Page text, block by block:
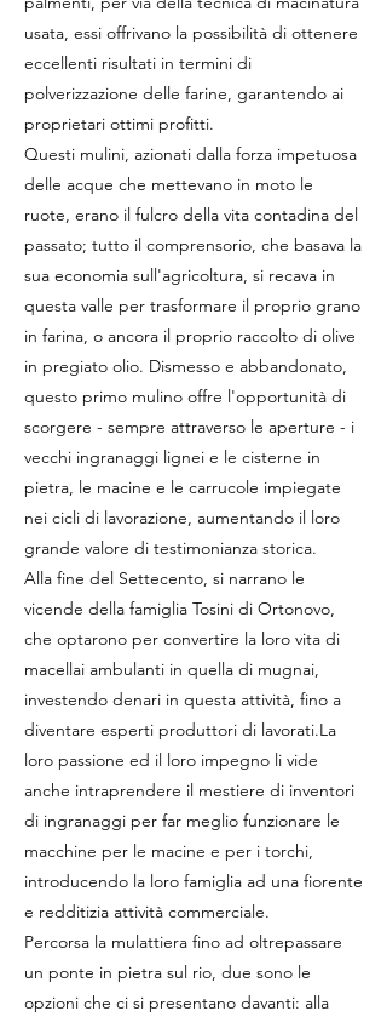
usata, essi offrivano la possibilità di ottenere
eccellenti risultati in termini di
polverizzazione delle farine, garantendo ai
proprietari ottimi profitti.
Questi mulini, azionati dalla forza impetuosa
delle acque che mettevano in moto le
ruote, erano il fulcro della vita contadina del
passato; tutto il comprensorio, che basava la
sua economia sull'agricoltura, si recava in
questa valle per trasformare il proprio grano
in farina, o ancora il proprio raccolto di olive
in pregiato olio. Dismesso e abbandonato,
questo primo mulino offre l'opportunità di
scorgere - sempre attraverso le aperture - i
vecchi ingranaggi lignei e le cisterne in
pietra, le macine e le carrucole impiegate
nei cicli di lavorazione, aumentando il loro
grande valore di testimonianza storica.
Alla fine del Settecento, si narrano le
vicende della famiglia Tosini di Ortonovo,
che optarono per convertire la loro vita di
macellai ambulanti in quella di mugnai,
investendo denari in questa attività, fino a
diventare esperti produttori di lavorati.La
loro passione ed il loro impegno li vide
anche intraprendere il mestiere di inventori
di ingranaggi per far meglio funzionare le
macchine per le macine e per i torchi,
introducendo la loro famiglia ad una fiorente
e redditizia attività commerciale.
Percorsa la mulattiera fino ad oltrepassare
un ponte in pietra sul rio, due sono le
opzioni che ci si presentano davanti: alla